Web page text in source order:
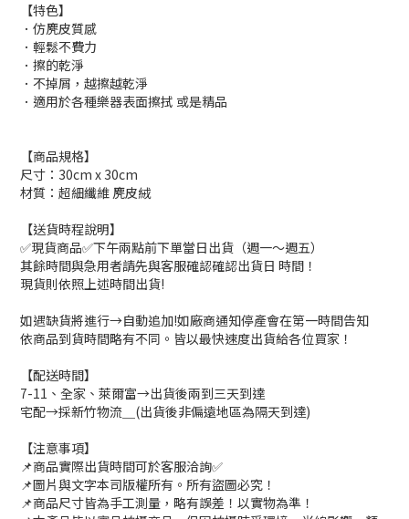
【特色】
．仿麂皮質感
．輕鬆不費力
．擦的乾淨
．不掉屑，越擦越乾淨
．適用於各種樂器表面擦拭 或是精品
【商品規格】
尺寸：30cm x 30cm
材質：超細纖維 麂皮絨
【送貨時程說明】
✅現貨商品✅下午兩點前下單當日出貨（週一～週五）
其餘時間與急用者請先與客服確認確認出貨日 時間！
現貨則依照上述時間出貨!
如遇缺貨將進行→自動追加!如廠商通知停產會在第一時間告知
依商品到貨時間略有不同。皆以最快速度出貨給各位買家！
【配送時間】
7-11、全家、萊爾富→出貨後兩到三天到達
宅配→採新竹物流＿(出貨後非偏遠地區為隔天到達)
【注意事項】
📌商品實際出貨時間可於客服洽詢✅
📌圖片與文字本司版權所有。所有盜圖必究！
📌商品尺寸皆為手工測量，略有誤差！以實物為準！